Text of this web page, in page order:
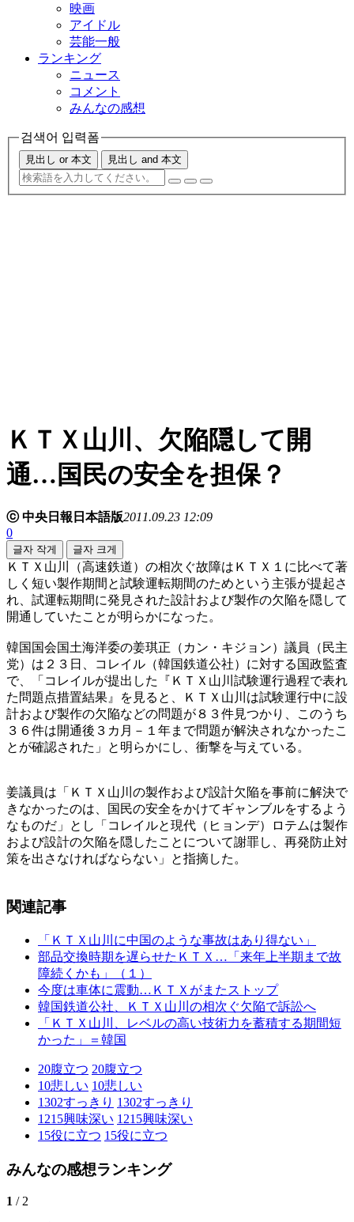
映画
アイドル
芸能一般
ランキング
ニュース
コメント
みんなの感想
검색어 입력폼
見出し or 本文 見出し and 本文
ＫＴＸ山川、欠陥隠して開
通…国民の安全を担保？
ⓒ 中央日報日本語版2011.09.23 12:09
0
글자 작게 글자 크게
ＫＴＸ山川（高速鉄道）の相次ぐ故障はＫＴＸ１に比べて著
しく短い製作期間と試験運転期間のためという主張が提起さ
れ、試運転期間に発見された設計および製作の欠陥を隠して
開通していたことが明らかになった。
韓国国会国土海洋委の姜琪正（カン・キジョン）議員（民主
党）は２３日、コレイル（韓国鉄道公社）に対する国政監査
で、「コレイルが提出した『ＫＴＸ山川試験運行過程で表れ
た問題点措置結果』を見ると、ＫＴＸ山川は試験運行中に設
計および製作の欠陥などの問題が８３件見つかり、このうち
３６件は開通後３カ月－１年まで問題が解決されなかったこ
とが確認された」と明らかにし、衝撃を与えている。
姜議員は「ＫＴＸ山川の製作および設計欠陥を事前に解決で
きなかったのは、国民の安全をかけてギャンブルをするよう
なものだ」とし「コレイルと現代（ヒョンデ）ロテムは製作
および設計の欠陥を隠したことについて謝罪し、再発防止対
策を出さなければならない」と指摘した。
関連記事
「ＫＴＸ山川に中国のような事故はあり得ない」
部品交換時期を遅らせたＫＴＸ…「来年上半期まで故
障続くかも」（１）
今度は車体に震動…ＫＴＸがまたストップ
韓国鉄道公社、ＫＴＸ山川の相次ぐ欠陥で訴訟へ
「ＫＴＸ山川、レベルの高い技術力を蓄積する期間短
かった」＝韓国
20腹立つ 20腹立つ
10悲しい 10悲しい
1302すっきり 1302すっきり
1215興味深い 1215興味深い
15役に立つ 15役に立つ
みんなの感想ランキング
1 / 2